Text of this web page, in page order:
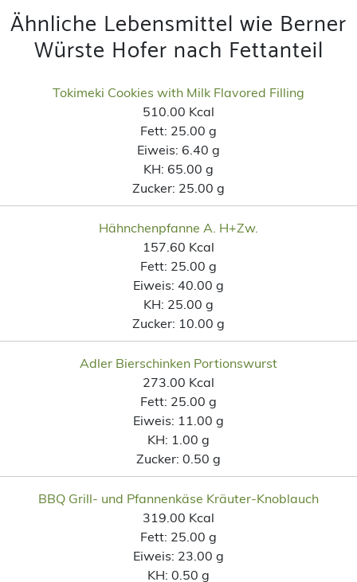
Ähnliche Lebensmittel wie Berner
Würste Hofer nach Fettanteil
Tokimeki Cookies with Milk Flavored Filling
510.00 Kcal
Fett: 25.00 g
Eiweis: 6.40 g
KH: 65.00 g
Zucker: 25.00 g
Hähnchenpfanne A. H+Zw.
157.60 Kcal
Fett: 25.00 g
Eiweis: 40.00 g
KH: 25.00 g
Zucker: 10.00 g
Adler Bierschinken Portionswurst
273.00 Kcal
Fett: 25.00 g
Eiweis: 11.00 g
KH: 1.00 g
Zucker: 0.50 g
BBQ Grill- und Pfannenkäse Kräuter-Knoblauch
319.00 Kcal
Fett: 25.00 g
Eiweis: 23.00 g
KH: 0.50 g